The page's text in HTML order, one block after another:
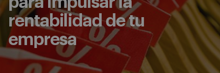
rentabilidad de tu
empresa